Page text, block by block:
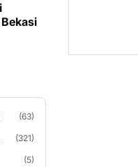
(63)
(321)
(5)